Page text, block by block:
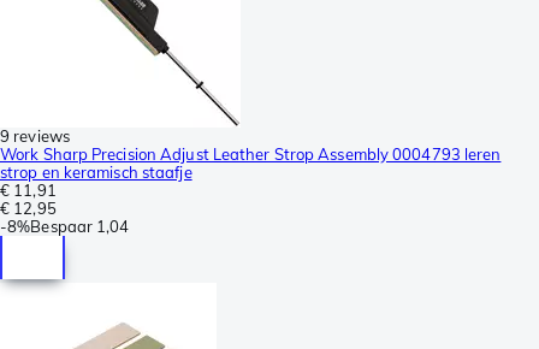
9 reviews
Work Sharp Precision Adjust Leather Strop Assembly 0004793 leren
strop en keramisch staafje
€ 11,91
€ 12,95
-8%Bespaar 1,04